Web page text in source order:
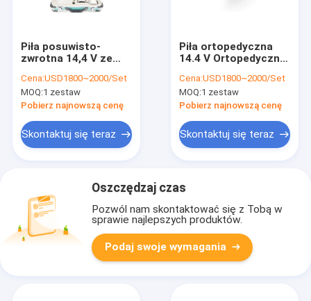
Piła posuwisto-
zwrotna 14,4 V ze
godziny Dokładne
pozycjonowanie
Cena:USD1800~2000/Set
MOQ:1 zestaw
Pobierz najnowszą cenę
Skontaktuj się teraz
Piła ortopedyczna
14.4 V Ortopedyczna
Cena:USD1800~2000/Set
MOQ:1 zestaw
Pobierz najnowszą cenę
Skontaktuj się teraz
Oszczędzaj czas
Pozwól nam skontaktować się z Tobą w
sprawie najlepszych produktów.
Podaj swoje wymagania